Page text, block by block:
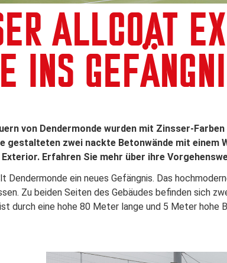
ALLCOAT
INS
von Dendermonde wurden mit Zinsser-
gestalteten zwei nackte Betonwände mit einem
Erfahren Sie mehr über ihre
Dendermonde ein neues Gefängnis. Das
Zu beiden Seiten des Gebäudes befinden sich
durch eine hohe 80 Meter lange und 5 Meter hohe